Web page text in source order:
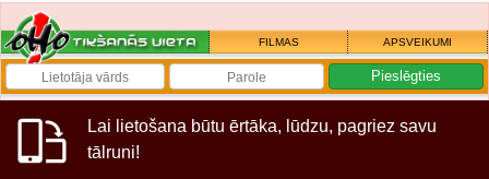
FILMAS APSVEIKUMI
Lai lietošana būtu ērtāka, lūdzu, pagriez savu
tālruni!